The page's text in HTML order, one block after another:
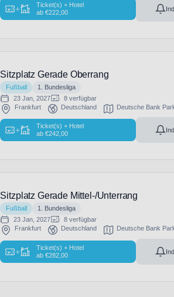
+
Ticket(s) + Hotel
ab€222,00
Sitzplatz Gerade Oberrang
Fußball
1. Bundesliga
23 Jan, 2027
8 verfügbar
Frankfurt
Deutschland Deutsche Bank
+
Ticket(s) + Hotel
ab€242,00
Sitzplatz Gerade Mittel-/Unterrang
Fußball
1. Bundesliga
23 Jan, 2027
8 verfügbar
Frankfurt
Deutschland Deutsche Bank
+
Ticket(s) + Hotel
ab€282,00